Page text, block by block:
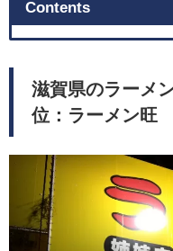
Contents
滋賀県のラーメ
位：ラーメン旺